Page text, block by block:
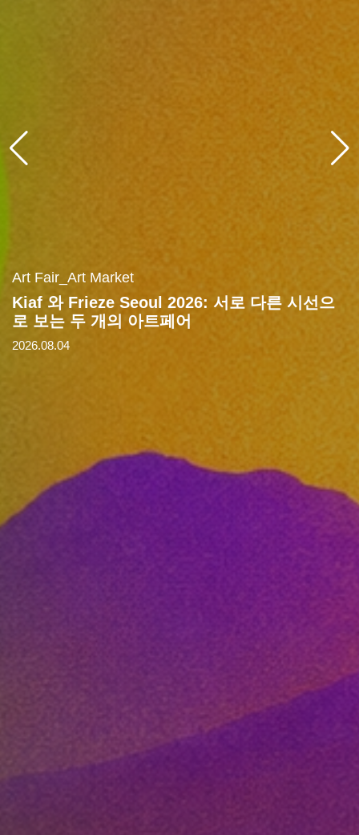
Art Fair_Art Market
Kiaf 와 Frieze Seoul 2026: 서로 다른 시선으
로 보는 두 개의 아트페어
2026.08.04